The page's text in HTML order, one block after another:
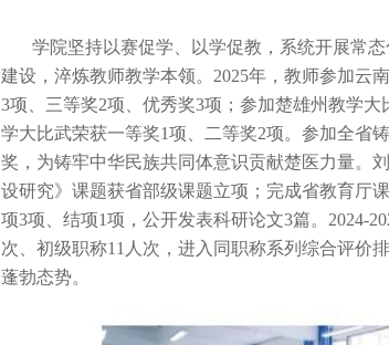
学院坚持以赛促学、以学促教，系统开展常
建设，淬炼教师教学本领。2025年，教师参加云
3项、三等奖2项、优秀奖3项；参加楚雄州教学
学大比武荣获一等奖1项、二等奖2项。参加全省
奖，为铸牢中华民族共同体意识贡献楚医力量。
设研究》课题获省部级课题立项；完成省教育厅
项3项、结项1项，公开发表科研论文3篇。2024-
次、初级职称11人次，进入同职称系列综合评价
蓬勃态势。